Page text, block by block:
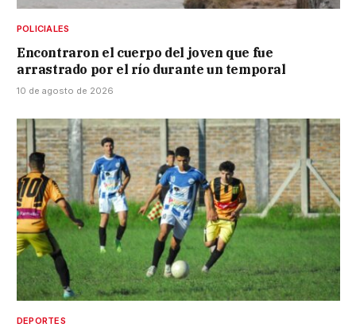
POLICIALES
Encontraron el cuerpo del joven que fue
arrastrado por el río durante un temporal
10 de agosto de 2026
DEPORTES